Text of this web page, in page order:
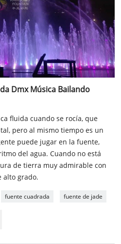
Dmx Música Bailando
fluida cuando se rocía, que
pero al mismo tiempo es un
puede jugar en la fuente,
del agua. Cuando no está
de tierra muy admirable con
alto grado.
fuente cuadrada fuente de jade